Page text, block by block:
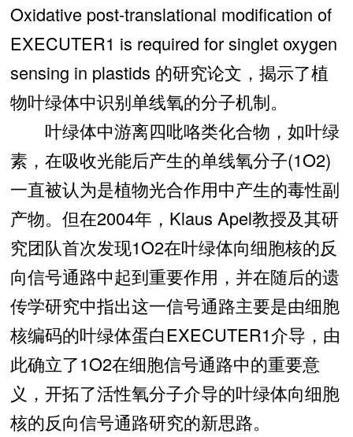
Oxidative post-translational modification of
EXECUTER1 is required for singlet oxygen
sensing in plastids 的研究论文，揭示了植
物叶绿体中识别单线氧的分子机制。
叶绿体中游离四吡咯类化合物，如叶绿
素，在吸收光能后产生的单线氧分子(1O2)
一直被认为是植物光合作用中产生的毒性副
产物。但在2004年，Klaus Apel教授及其研
究团队首次发现1O2在叶绿体向细胞核的反
向信号通路中起到重要作用，并在随后的遗
传学研究中指出这一信号通路主要是由细胞
核编码的叶绿体蛋白EXECUTER1介导，由
此确立了1O2在细胞信号通路中的重要意
义，开拓了活性氧分子介导的叶绿体向细胞
核的反向信号通路研究的新思路。